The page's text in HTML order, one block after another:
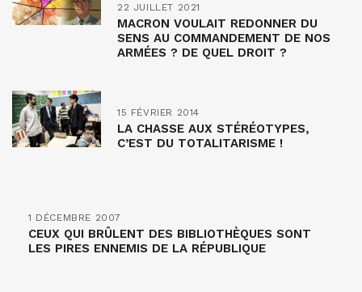
22 JUILLET 2021
MACRON VOULAIT REDONNER DU
SENS AU COMMANDEMENT DE NOS
ARMÉES ? DE QUEL DROIT ?
15 FÉVRIER 2014
LA CHASSE AUX STÉRÉOTYPES,
C’EST DU TOTALITARISME !
1 DÉCEMBRE 2007
CEUX QUI BRÛLENT DES BIBLIOTHÈQUES SONT
LES PIRES ENNEMIS DE LA RÉPUBLIQUE